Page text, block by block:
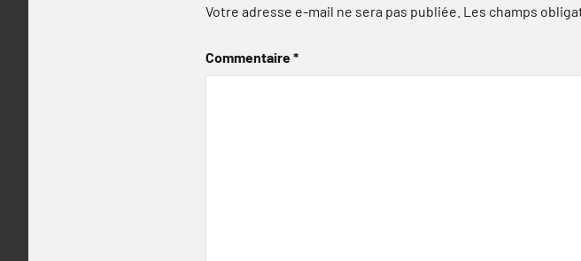
Votre adresse e-mail ne sera pas publiée. Les champs
Commentaire*